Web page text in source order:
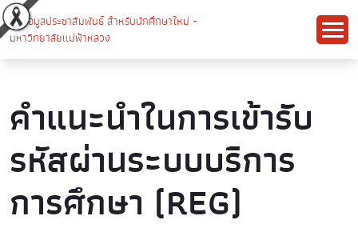
คำแนะนำในการเข้ารับ
รหัสผ่านระบบบริการ
การศึกษา (REG)